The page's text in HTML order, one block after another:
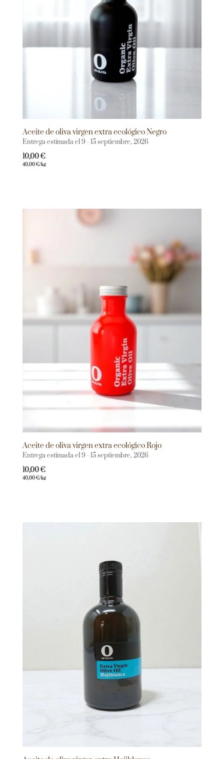
Aceite de oliva virgen extra ecológico Negro
Entrega estimada el 9 - 15 septiembre, 2026
10,00€
40,00€/kg
Aceite de oliva virgen extra ecológico Rojo
Entrega estimada el 9 - 15 septiembre, 2026
10,00€
40,00€/kg